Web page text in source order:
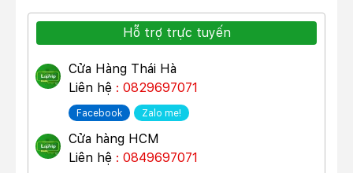
Hỗ trợ trực tuyến
Cửa Hàng Thái Hà
Liên hệ : 0829697071
Facebook Zalo me!
Cửa hàng HCM
Liên hệ : 0849697071